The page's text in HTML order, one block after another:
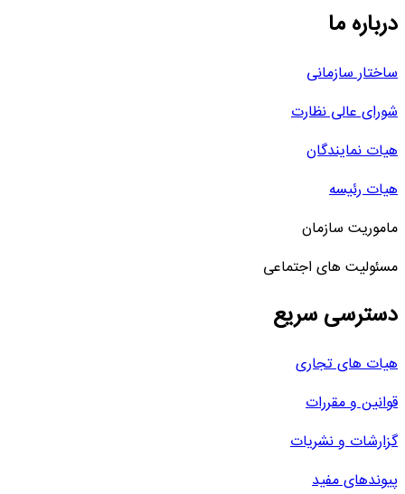
درباره ما
ساختار سازمانی
شورای عالی نظارت
هیات نمایندگان
هیات رئیسه
ماموریت سازمان
مسئولیت های اجتماعی
دسترسی سریع
هیات های تجاری
قوانین و مقررات
گزارشات و نشریات
پیوندهای مفید